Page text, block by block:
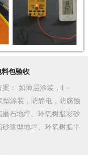
包验收
案 ： 如薄层涂装，1－
型涂装，防静电，防腐蚀
石地坪、环氧树脂彩砂
浆型地坪、环氧树脂平